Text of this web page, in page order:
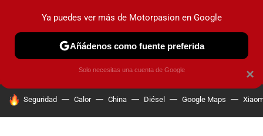
PRUEBAS COCHES ELÉCTRICOS OBSERVATORIO
HOY SE HABLA DE
Seguridad Calor China Diésel Google Maps
×
Ya puedes ver más de Motorpasion en Google
Añádenos como fuente preferida
Solo necesitas una cuenta de Google